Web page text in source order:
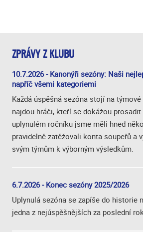
ZPRÁVY Z KLUBU
10.7.2026 - Kanonýři sezóny: Naši
napříč všemi kategoriemi
Každá úspěšná sezóna stojí na
najdou hráči, kteří se dokážou
uplynulém ročníku jsme měli hned
pravidelně zatěžovali konta soupeřů a
svým týmům k výborným výsledkům.
6.7.2026 - Konec sezóny 2025/2026
Uplynulá sezóna se zapíše do historie
jedna z nejúspěšnějších za poslední